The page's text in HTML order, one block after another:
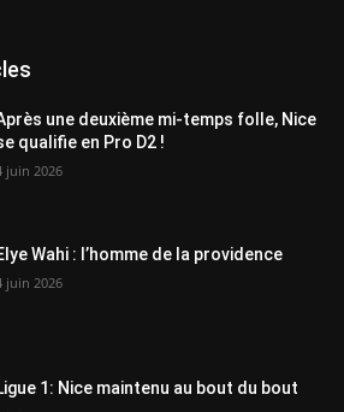
une deuxième mi-temps folle, Nice
qualifie en Pro D2 !
juin 2026
Wahi : l’homme de la providence
juin 2026
1: Nice maintenu au bout du bout